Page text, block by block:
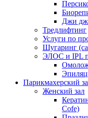
Джи
Тредлифтинг
Услуги по
Шугаринг
ЭЛОС и IPL
Парикмахерский
Женский зал
Cofe)